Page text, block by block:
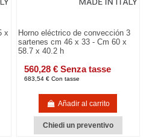
x
Horno eléctrico de convección 3
sartenes cm 46 x 33 - Cm 60 x
58.7 x 40.2 h
560,28 € Senza tasse
683,54 € Con tasse
Añadir al carrito
Chiedi un preventivo